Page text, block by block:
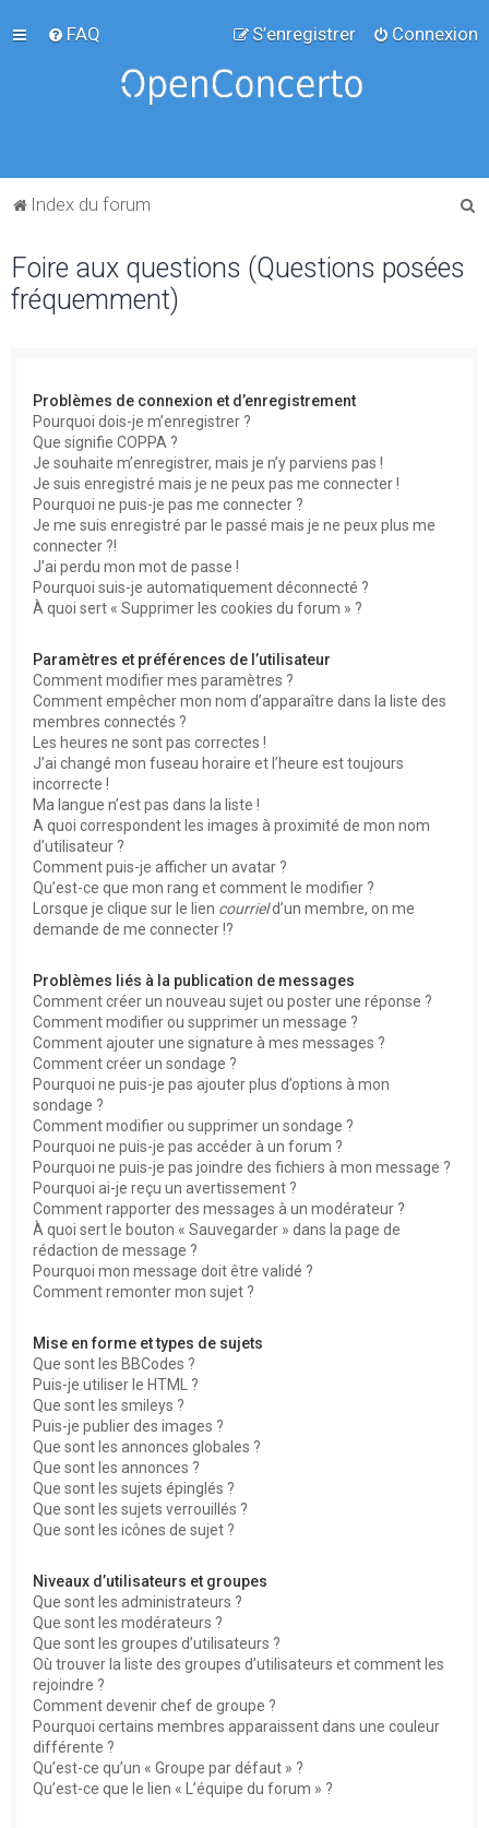
FAQ Connexion
S’enregistrer
Index du forum
Foire aux questions (Questions posées
fréquemment)
Problèmes de connexion et d’enregistrement
Pourquoi dois-je m’enregistrer ?
Que signifie COPPA ?
Je souhaite m’enregistrer, mais je n’y parviens pas !
Je suis enregistré mais je ne peux pas me connecter !
Pourquoi ne puis-je pas me connecter ?
Je me suis enregistré par le passé mais je ne peux plus me
connecter ?!
J’ai perdu mon mot de passe !
Pourquoi suis-je automatiquement déconnecté ?
À quoi sert « Supprimer les cookies du forum » ?
Paramètres et préférences de l’utilisateur
Comment modifier mes paramètres ?
Comment empêcher mon nom d’apparaître dans la liste des
membres connectés ?
Les heures ne sont pas correctes !
J’ai changé mon fuseau horaire et l’heure est toujours
incorrecte !
Ma langue n’est pas dans la liste !
A quoi correspondent les images à proximité de mon nom
d’utilisateur ?
Comment puis-je afficher un avatar ?
Qu’est-ce que mon rang et comment le modifier ?
Lorsque je clique sur le lien courrield’un membre, on me
demande de me connecter !?
Problèmes liés à la publication de messages
Comment créer un nouveau sujet ou poster une réponse ?
Comment modifier ou supprimer un message ?
Comment ajouter une signature à mes messages ?
Comment créer un sondage ?
Pourquoi ne puis-je pas ajouter plus d’options à mon
sondage ?
Comment modifier ou supprimer un sondage ?
Pourquoi ne puis-je pas accéder à un forum ?
Pourquoi ne puis-je pas joindre des fichiers à mon message ?
Pourquoi ai-je reçu un avertissement ?
Comment rapporter des messages à un modérateur ?
À quoi sert le bouton « Sauvegarder » dans la page de
rédaction de message ?
Pourquoi mon message doit être validé ?
Comment remonter mon sujet ?
Mise en forme et types de sujets
Que sont les BBCodes ?
Puis-je utiliser le HTML ?
Que sont les smileys ?
Puis-je publier des images ?
Que sont les annonces globales ?
Que sont les annonces ?
Que sont les sujets épinglés ?
Que sont les sujets verrouillés ?
Que sont les icônes de sujet ?
Niveaux d’utilisateurs et groupes
Que sont les administrateurs ?
Que sont les modérateurs ?
Que sont les groupes d’utilisateurs ?
Où trouver la liste des groupes d’utilisateurs et comment les
rejoindre ?
Comment devenir chef de groupe ?
Pourquoi certains membres apparaissent dans une couleur
différente ?
Qu’est-ce qu’un « Groupe par défaut » ?
Qu’est-ce que le lien « L’équipe du forum » ?